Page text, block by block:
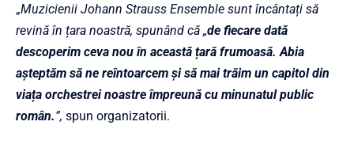
„Muzicienii Johann Strauss Ensemble sunt încântați să
revină în țara noastră, spunând că „de fiecare dată
descoperim ceva nou în această țară frumoasă. Abia
așteptăm să ne reîntoarcem și să mai trăim un capitol din
viața orchestrei noastre împreună cu minunatul public
român.”, spun organizatorii.